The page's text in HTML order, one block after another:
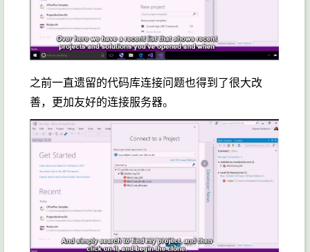
之前一直遗留的代码库连接问题也得到了很大改
善，更加友好的连接服务器。